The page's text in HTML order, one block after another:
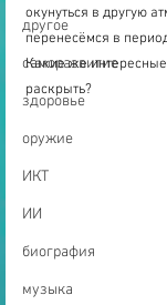
другое
саморазвитие
здоровье
оружие
ИКТ
ИИ
биография
музыка
окунуться в другую
перенесёмся в
Какие же
раскрыть?